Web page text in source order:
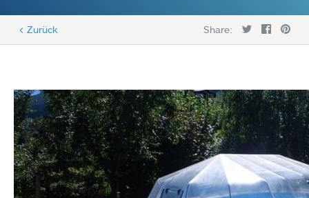
< Zurück Share: